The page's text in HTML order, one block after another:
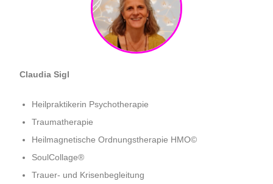
Claudia Sigl
Heilpraktikerin Psychotherapie
Traumatherapie
Heilmagnetische Ordnungstherapie HMO©
SoulCollage®
Trauer- und Krisenbegleitung